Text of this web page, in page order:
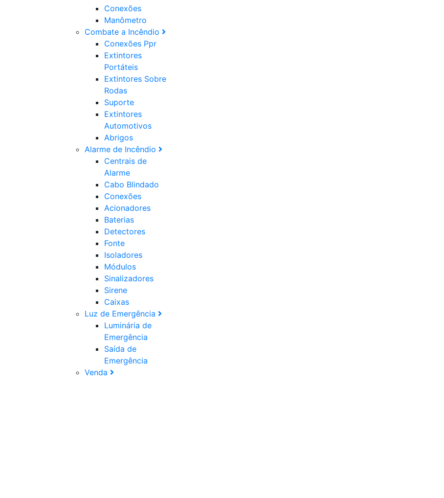
Conexões
Manômetro
Combate a Incêndio
Conexões Ppr
Extintores
Portáteis
Extintores Sobre
Rodas
Suporte
Extintores
Automotivos
Abrigos
Alarme de Incêndio
Centrais de
Alarme
Cabo Blindado
Conexões
Acionadores
Baterias
Detectores
Fonte
Isoladores
Módulos
Sinalizadores
Sirene
Caixas
Luz de Emergência
Luminária de
Emergência
Saída de
Emergência
Venda